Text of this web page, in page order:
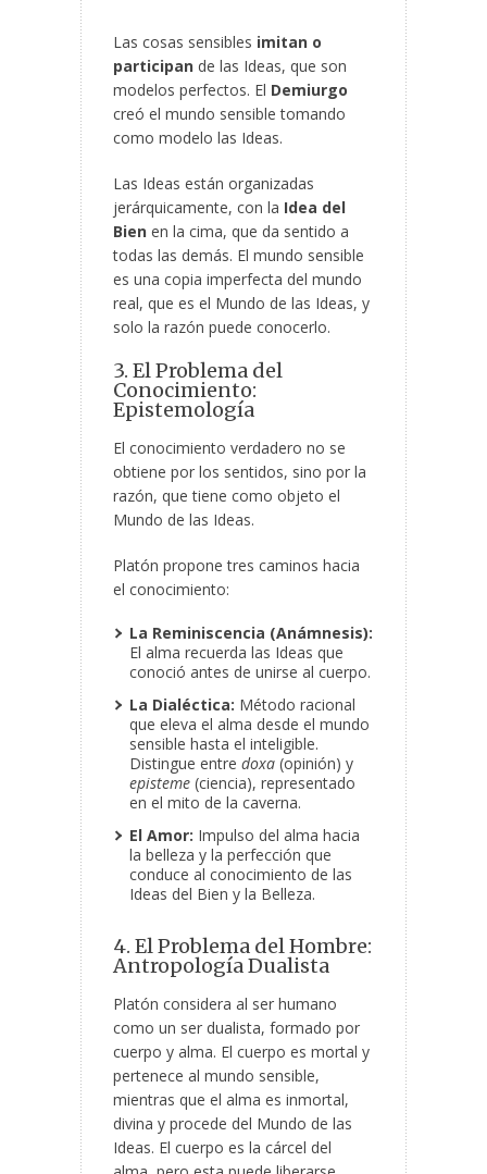
Las cosas sensibles imitan o
participan de las Ideas, que son
modelos perfectos. El Demiurgo
creó el mundo sensible tomando
como modelo las Ideas.
Las Ideas están organizadas
jerárquicamente, con la Idea del
Bien en la cima, que da sentido a
todas las demás. El mundo sensible
es una copia imperfecta del mundo
real, que es el Mundo de las Ideas, y
solo la razón puede conocerlo.
3. El Problema del
Conocimiento:
Epistemología
El conocimiento verdadero no se
obtiene por los sentidos, sino por la
razón, que tiene como objeto el
Mundo de las Ideas.
Platón propone tres caminos hacia
el conocimiento:
La Reminiscencia (Anámnesis):
El alma recuerda las Ideas que
conoció antes de unirse al cuerpo.
La Dialéctica: Método racional
que eleva el alma desde el mundo
sensible hasta el inteligible.
Distingue entre doxa (opinión) y
episteme (ciencia), representado
en el mito de la caverna.
El Amor: Impulso del alma hacia
la belleza y la perfección que
conduce al conocimiento de las
Ideas del Bien y la Belleza.
4. El Problema del Hombre:
Antropología Dualista
Platón considera al ser humano
como un ser dualista, formado por
cuerpo y alma. El cuerpo es mortal y
pertenece al mundo sensible,
mientras que el alma es inmortal,
divina y procede del Mundo de las
Ideas. El cuerpo es la cárcel del